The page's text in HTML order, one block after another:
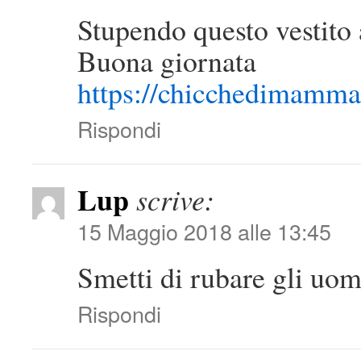
Stupendo questo
Buona giornata
https://
Rispondi
Lup scrive:
15 Maggio 2018 alle 13:45
Smetti di rubare gli
Rispondi